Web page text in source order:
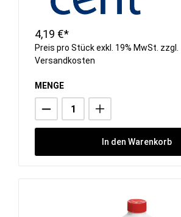
4,19 €*
Preis pro Stück exkl. 19% MwSt. zzgl.
Versandkosten
MENGE
In den Warenkorb